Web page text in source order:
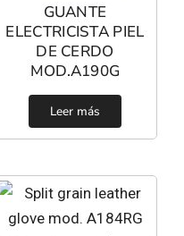
GUANTE
ELECTRICISTA PIEL
DE CERDO
MOD.A190G
Leer más